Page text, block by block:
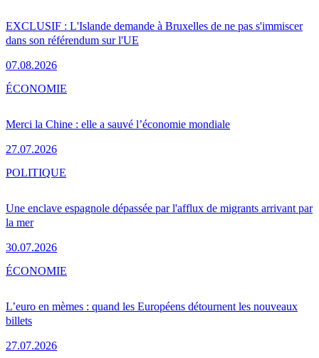
EXCLUSIF : L'Islande demande à Bruxelles de ne pas s'immiscer
dans son référendum sur l'UE
07.08.2026
Merci la Chine : elle a sauvé l’économie mondiale
27.07.2026
ÉCONOMIE
Une enclave espagnole dépassée par l'afflux de migrants arrivant par
la mer
30.07.2026
POLITIQUE
L’euro en mèmes : quand les Européens détournent les nouveaux
billets
27.07.2026
ÉCONOMIE